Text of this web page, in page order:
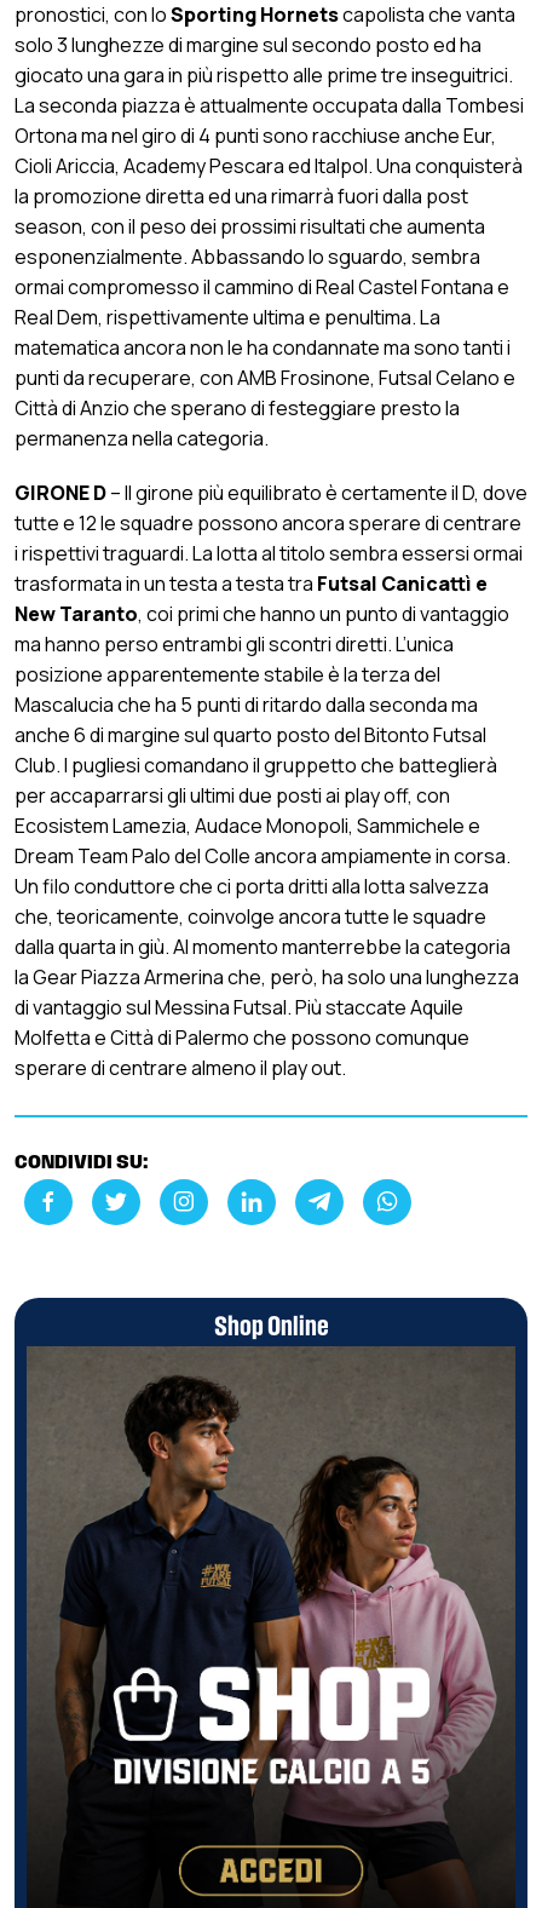
pronostici, con loSporting Hornetscapolista che vanta
solo 3 lunghezze di margine sul secondo posto ed ha
giocato una gara in più rispetto alle prime tre inseguitrici.
La seconda piazza è attualmente occupata dalla Tombesi
Ortona ma nel giro di 4 punti sono racchiuse anche Eur,
Cioli Ariccia, Academy Pescara ed Italpol. Una conquisterà
la promozione diretta ed una rimarrà fuori dalla post
season, con il peso dei prossimi risultati che aumenta
esponenzialmente. Abbassando lo sguardo, sembra
ormai compromesso il cammino di Real Castel Fontana e
Real Dem, rispettivamente ultima e penultima. La
matematica ancora non le ha condannate ma sono tanti i
punti da recuperare, con AMB Frosinone, Futsal Celano e
Città di Anzio che sperano di festeggiare presto la
permanenza nella categoria.
GIRONE D– Il girone più equilibrato è certamente il D, dove
tutte e 12 le squadre possono ancora sperare di centrare
i rispettivi traguardi. La lotta al titolo sembra essersi ormai
trasformata in un testa a testa tra Futsal Canicattì e
New Taranto, coi primi che hanno un punto di vantaggio
ma hanno perso entrambi gli scontri diretti. L’unica
posizione apparentemente stabile è la terza del
Mascalucia che ha 5 punti di ritardo dalla seconda ma
anche 6 di margine sul quarto posto del Bitonto Futsal
Club. I pugliesi comandano il gruppetto che batteglierà
per accaparrarsi gli ultimi due posti ai play off, con
Ecosistem Lamezia, Audace Monopoli, Sammichele e
Dream Team Palo del Colle ancora ampiamente in corsa.
Un filo conduttore che ci porta dritti alla lotta salvezza
che, teoricamente, coinvolge ancora tutte le squadre
dalla quarta in giù. Al momento manterrebbe la categoria
la Gear Piazza Armerina che, però, ha solo una lunghezza
di vantaggio sul Messina Futsal. Più staccate Aquile
Molfetta e Città di Palermo che possono comunque
sperare di centrare almeno il play out.
CONDIVIDI SU:
Shop Online